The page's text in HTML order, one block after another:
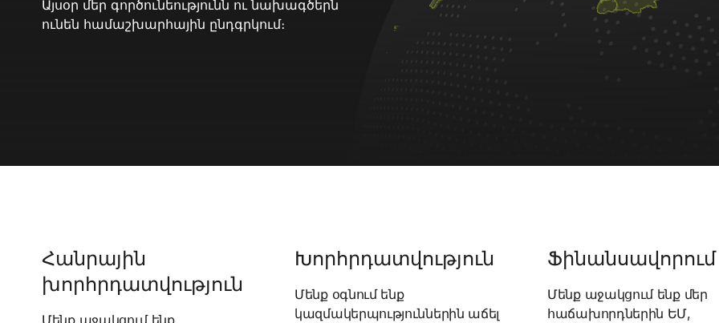
Այսօր մեր գործունեությունն ու նախագծերն
ունեն համաշխարհային ընդգրկում։
Հանրային
խորհրդատվություն
Մենք աջակցում ենք
Խորհրդատվություն
Մենք օգնում ենք
կազմակերպություններին աճել
Ֆինանսավորում
Մենք աջակցում ենք մեր
հաճախորդներին ԵՄ,